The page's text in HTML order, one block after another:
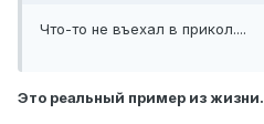
Что-то не въехал в прикол....
Это реальный пример из жизни.